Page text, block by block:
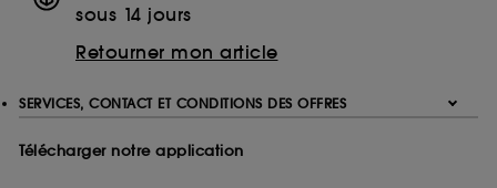
sous 14 jours
Retourner mon article
SERVICES, CONTACT ET CONDITIONS DES OFFRES
Télécharger notre application